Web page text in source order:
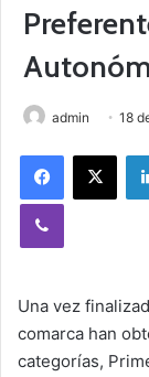
admin 18
Una vez
comarca han
categorías,